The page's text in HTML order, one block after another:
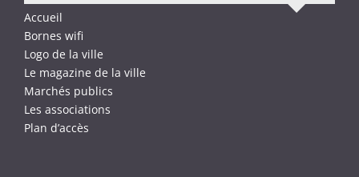
Accueil
Bornes wifi
Logo de la ville
Le magazine de la ville
Marchés publics
Les associations
Plan d’accès